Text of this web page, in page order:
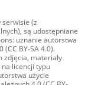
(z
są udostępniane
uznanie autorstwa
(CC BY-SA 4.0).
zdjęcia, materiały
licencji typu
użycie